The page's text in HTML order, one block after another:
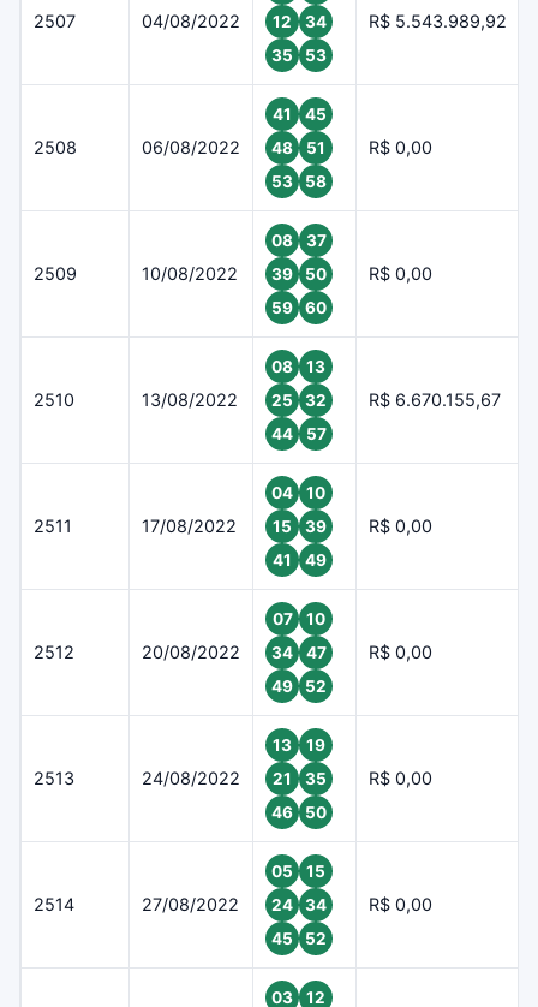
2507 04/08/2022
12
34
35
53
R$ 5.543.989,92
2508 06/08/2022
41
45
48
51
53
58
R$ 0,00
2509 10/08/2022
08
37
39
50
59
60
R$ 0,00
2510 13/08/2022
08
13
25
32
44
57
R$ 6.670.155,67
2511 17/08/2022
04
10
15
39
41
49
R$ 0,00
2512 20/08/2022
07
10
34
47
49
52
R$ 0,00
2513 24/08/2022
13
19
21
35
46
50
R$ 0,00
2514 27/08/2022
05
15
24
34
45
52
R$ 0,00
03
12